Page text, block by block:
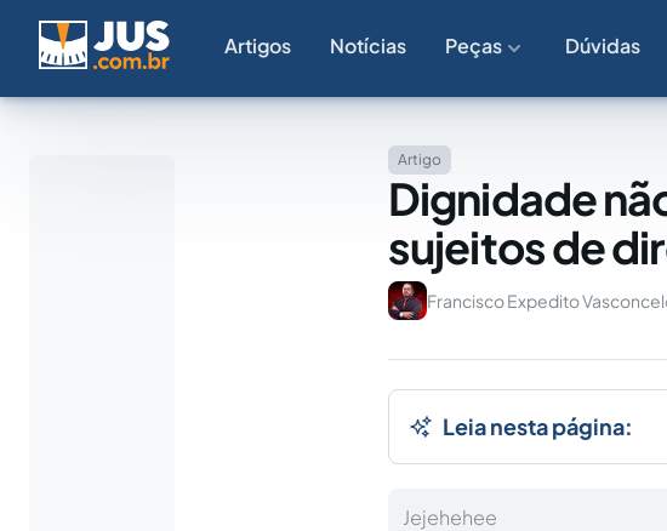
Artigos Notícias Peças Dúvidas
Artigo
Dignidade
sujeitos de
Francisco Expedito
Leia nesta página:
Jejehehee